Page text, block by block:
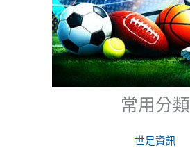
常用分類
世足資訊